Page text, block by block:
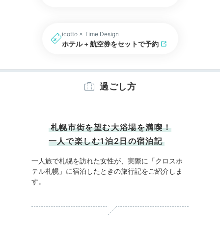
icotto × Time Design
ホテル + 航空券をセットで予約
過ごし方
札幌市街を望む大浴場を満喫！
一人で楽しむ1泊2日の宿泊記
一人旅で札幌を訪れた女性が、実際に「クロスホ
テル札幌」に宿泊したときの旅行記をご紹介しま
す。